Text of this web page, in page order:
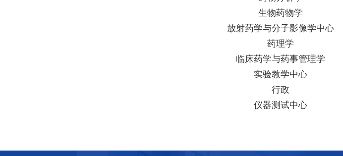
生物药物学
放射药学与分子影像学中心
药理学
临床药学与药事管理学
实验教学中心
行政
仪器测试中心